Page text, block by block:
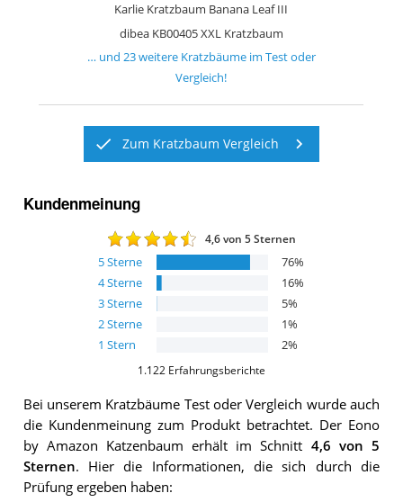
Karlie Kratzbaum Banana Leaf III
dibea KB00405 XXL Kratzbaum
… und 23weitere Kratzbäumeim Test oder
Vergleich!
Zum Kratzbaum Vergleich
Kundenmeinung
4,6von 5 Sternen
5Sterne 76%
4Sterne 16%
3Sterne 5%
2Sterne 1%
1 Stern 2%
1.122 Erfahrungsberichte
Bei unserem Kratzbäume Test oder Vergleich wurde auch
die Kundenmeinung zum Produkt betrachtet. Der Eono
by Amazon Katzenbaum erhält im Schnitt 4,6 von 5
Sternen. Hier die Informationen, die sich durch die
Prüfung ergeben haben: